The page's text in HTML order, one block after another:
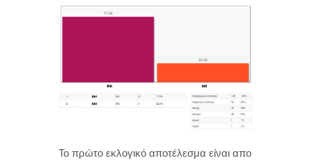
Το πρώτο εκλογικό αποτέλεσμα είναι απο